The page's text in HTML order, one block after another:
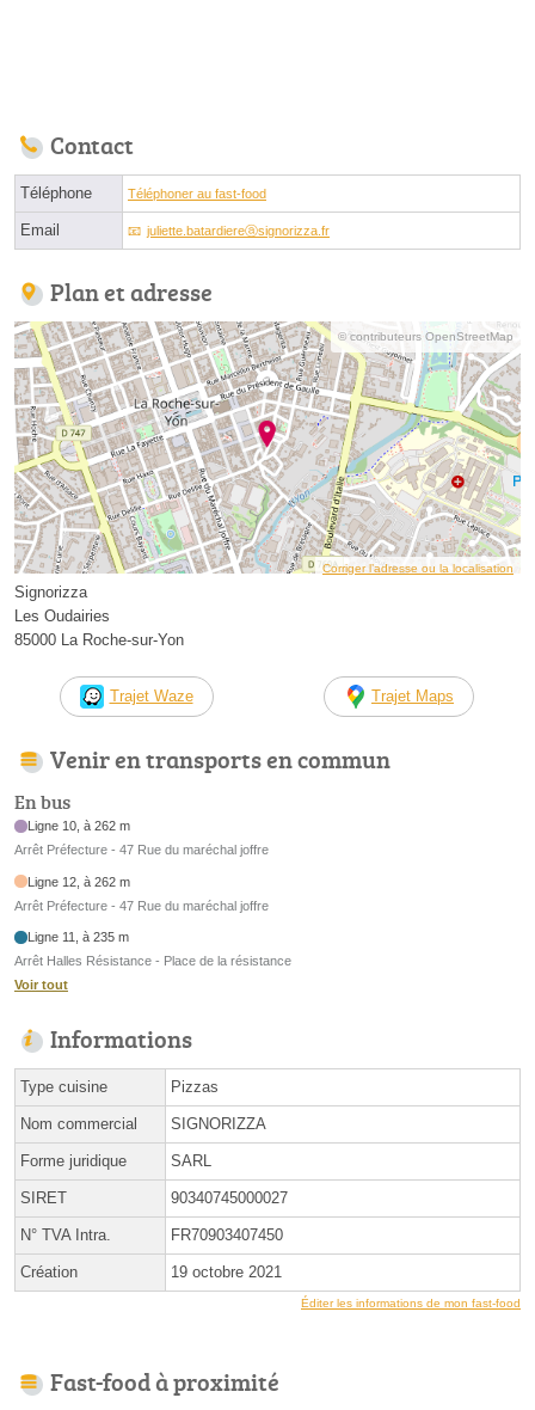
Contact
Téléphone Téléphoner au fast-food
Email juliette.batardiereⓐsignorizza.fr
Plan et adresse
© contributeurs OpenStreetMap
Corriger l’adresse ou la localisation
Signorizza
Les Oudairies
85000 La Roche-sur-Yon
Trajet Waze Trajet Maps
Venir en transports en commun
En bus
Ligne 10, à 262 m
Arrêt Préfecture - 47 Rue du maréchal joffre
Ligne 12, à 262 m
Arrêt Préfecture - 47 Rue du maréchal joffre
Ligne 11, à 235 m
Arrêt Halles Résistance - Place de la résistance
Voir tout
Informations
Type cuisine Pizzas
Nom commercial SIGNORIZZA
Forme juridique SARL
SIRET 90340745000027
N° TVA Intra. FR70903407450
Création 19 octobre 2021
Éditer les informations de mon fast-food
Fast-food à proximité